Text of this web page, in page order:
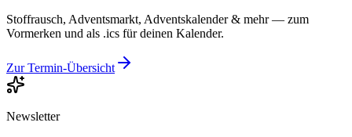
Stoffrausch, Adventsmarkt, Adventskalender & mehr — zum
Vormerken und als .ics für deinen Kalender.
Zur Termin-Übersicht
Newsletter